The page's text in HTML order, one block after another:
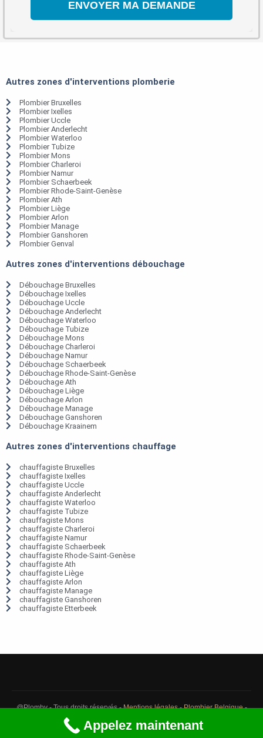
Autres zones d'interventions plomberie
Plombier Bruxelles
Plombier Ixelles
Plombier Uccle
Plombier Anderlecht
Plombier Waterloo
Plombier Tubize
Plombier Mons
Plombier Charleroi
Plombier Namur
Plombier Schaerbeek
Plombier Rhode-Saint-Genèse
Plombier Ath
Plombier Liège
Plombier Arlon
Plombier Manage
Plombier Ganshoren
Plombier Genval
Autres zones d'interventions débouchage
Débouchage Bruxelles
Débouchage Ixelles
Débouchage Uccle
Débouchage Anderlecht
Débouchage Waterloo
Débouchage Tubize
Débouchage Mons
Débouchage Charleroi
Débouchage Namur
Débouchage Schaerbeek
Débouchage Rhode-Saint-Genèse
Débouchage Ath
Débouchage Liège
Débouchage Arlon
Débouchage Manage
Débouchage Ganshoren
Débouchage Kraainem
Autres zones d'interventions chauffage
chauffagiste Bruxelles
chauffagiste Ixelles
chauffagiste Uccle
chauffagiste Anderlecht
chauffagiste Waterloo
chauffagiste Tubize
chauffagiste Mons
chauffagiste Charleroi
chauffagiste Namur
chauffagiste Schaerbeek
chauffagiste Rhode-Saint-Genèse
chauffagiste Ath
chauffagiste Liège
chauffagiste Arlon
chauffagiste Manage
chauffagiste Ganshoren
chauffagiste Etterbeek
@Plomby - Tous droits réservés -Mentions légales-Plombier Belgique-
Débouchage Belgique
Appelez maintenant